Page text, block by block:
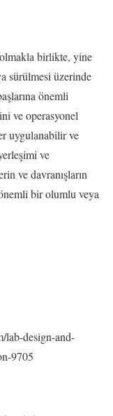
birlikte, yine
sürülmesi üzerinde
önemli
ve operasyonel
uygulanabilir ve
ve
ve davranışların
bir olumlu veya
lab-design-and-
9705